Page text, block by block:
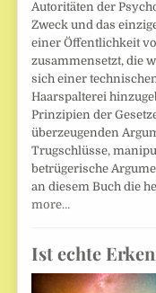
Autoritäten der
Zweck und das
einer Öffentlichkeit
zusammensetzt, die
sich einer
Haarspalterei
Prinzipien der
überzeugenden
Trugschlüsse,
betrügerische
an diesem Buch die
more…
Ist echte